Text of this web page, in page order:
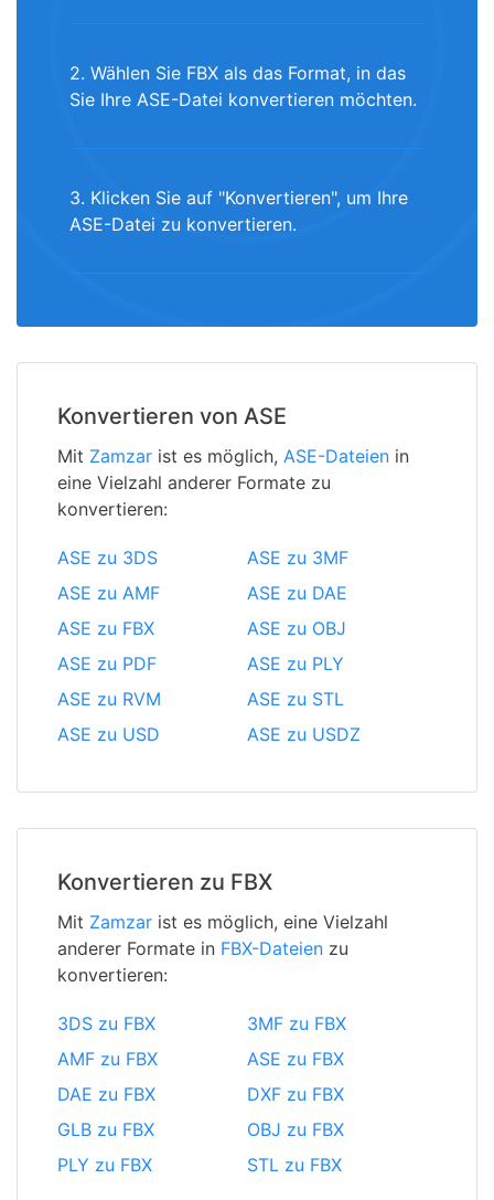
2. Wählen Sie FBX als das Format, in das
Sie Ihre ASE-Datei konvertieren möchten.
3. Klicken Sie auf "Konvertieren", um Ihre
ASE-Datei zu konvertieren.
Konvertieren von ASE
Mit Zamzar ist es möglich, ASE-Dateien in
eine Vielzahl anderer Formate zu
konvertieren:
ASE zu 3DS
ASE zu 3MF
ASE zu AMF
ASE zu DAE
ASE zu FBX
ASE zu OBJ
ASE zu PDF
ASE zu PLY
ASE zu RVM
ASE zu STL
ASE zu USD
ASE zu USDZ
Konvertieren zu FBX
Mit Zamzar ist es möglich, eine Vielzahl
anderer Formate in FBX-Dateien zu
konvertieren:
3DS zu FBX
3MF zu FBX
AMF zu FBX
ASE zu FBX
DAE zu FBX
DXF zu FBX
GLB zu FBX
OBJ zu FBX
PLY zu FBX
STL zu FBX